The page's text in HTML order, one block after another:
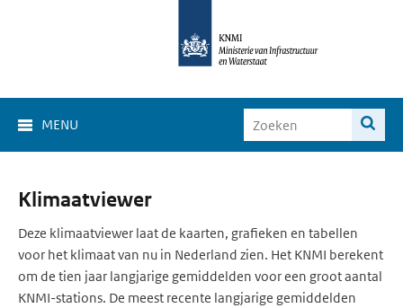
MENU
Klimaat
Viewer
Klimaatviewer
Deze klimaatviewer laat de kaarten, grafieken en tabellen
voor het klimaat van nu in Nederland zien. Het KNMI berekent
om de tien jaar langjarige gemiddelden voor een groot aantal
KNMI-stations. De meest recente langjarige gemiddelden